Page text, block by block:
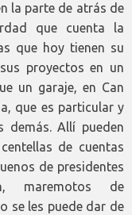
la parte de atrás de
que cuenta la
que hoy tienen su
proyectos en un
un garaje, en Can
que es particular y
demás. Allí pueden
de cuentas
de presidentes
maremotos de
se les puede dar de